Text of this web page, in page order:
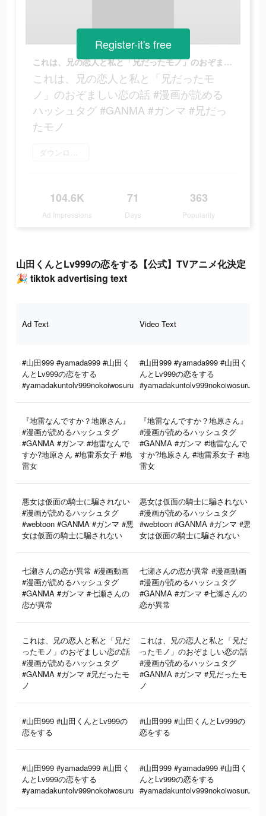
これは、兄の恋人と私と「兄だったモノ」のおぞましい恋の話 #漫画が読めるハッシュタグ #GANMA #ガンマ #兄だったモノ
これは、兄の恋人と私と「兄だったモ
ノ」のおぞましい恋の話 #漫画が読める
ハッシュタグ #GANMA #ガンマ #兄だっ
たモノ
ダウンロード
104.6K
Ad Impressions
71
Days
363
Popularity
Register-it's free
山田くんとLv999の恋をする【公式】TVアニメ化決定
🎉 tiktok advertising text
Ad Text Video Text
#山田999 #yamada999 #山田く
んとLv999の恋をする
#yamadakuntolv999nokoiwosuru
#山田999 #yamada999 #山田く
んとLv999の恋をする
#yamadakuntolv999nokoiwosuru
『地雷なんですか？地原さん』
#漫画が読めるハッシュタグ
#GANMA #ガンマ #地雷なんで
すか?地原さん #地雷系女子 #地
雷女
『地雷なんですか？地原さん』
#漫画が読めるハッシュタグ
#GANMA #ガンマ #地雷なんで
すか?地原さん #地雷系女子 #地
雷女
悪女は仮面の騎士に騙されない
#漫画が読めるハッシュタグ
#webtoon #GANMA #ガンマ #悪
女は仮面の騎士に騙されない
悪女は仮面の騎士に騙されない
#漫画が読めるハッシュタグ
#webtoon #GANMA #ガンマ #悪
女は仮面の騎士に騙されない
七瀬さんの恋が異常 #漫画動画
#漫画が読めるハッシュタグ
#GANMA #ガンマ #七瀬さんの
恋が異常
七瀬さんの恋が異常 #漫画動画
#漫画が読めるハッシュタグ
#GANMA #ガンマ #七瀬さんの
恋が異常
これは、兄の恋人と私と「兄だ
ったモノ」のおぞましい恋の話
#漫画が読めるハッシュタグ
#GANMA #ガンマ #兄だったモ
ノ
これは、兄の恋人と私と「兄だ
ったモノ」のおぞましい恋の話
#漫画が読めるハッシュタグ
#GANMA #ガンマ #兄だったモ
ノ
#山田999 #山田くんとLv999の
恋をする
#山田999 #山田くんとLv999の
恋をする
#山田999 #yamada999 #山田く
んとLv999の恋をする
#yamadakuntolv999nokoiwosuru
#山田999 #yamada999 #山田く
んとLv999の恋をする
#yamadakuntolv999nokoiwosuru